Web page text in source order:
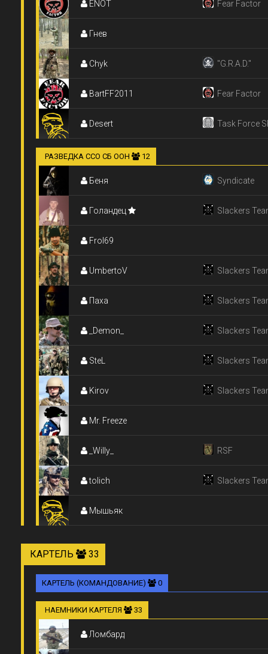
ENOT Fear Factor
Гнев
Chyk "G.R.A.D."
BartFF2011 Fear Factor
Desert Task Force
РАЗВЕДКА ССО СБ ООН 12
Беня Syndicate
Голандец Slackers
Frol69
UmbertoV Slackers
Паха Slackers
_Demon_ Slackers
SteL Slackers
Kirov Slackers
Mr. Freeze
_Willy_ RSF
tolich Slackers
Мышьяк
КАРТЕЛЬ 33
КАРТЕЛЬ (КОМАНДОВАНИЕ) 0
НАЕМНИКИ КАРТЕЛЯ 33
Ломбард